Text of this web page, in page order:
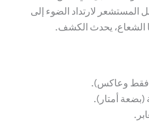
لارتداد الضوء إلى
الشعاع، يحدث الكشف.
فقط وعاكس).
أمتار).